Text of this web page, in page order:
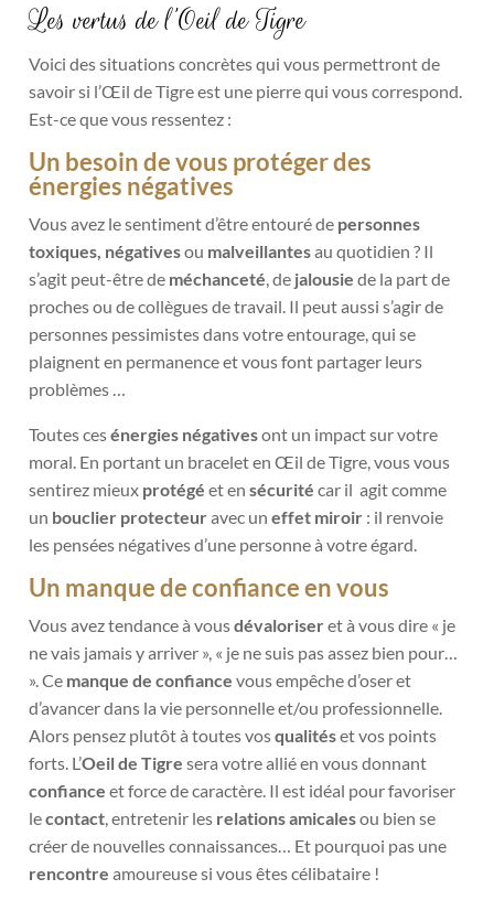
Les vertus de l’Oeil de Tigre
Voici des situations concrètes qui vous permettront de
savoir si l’Œil de Tigre est une pierre qui vous correspond.
Est-ce que vous ressentez :
Un besoin de vous protéger des
énergies négatives
Vous avez le sentiment d’être entouré de personnes
toxiques, négativesou malveillantesau quotidien ? Il
s’agit peut-être de méchanceté, de jalousie de la part de
proches ou de collègues de travail. Il peut aussi s’agir de
personnes pessimistes dans votre entourage, qui se
plaignent en permanence et vous font partager leurs
problèmes …
Toutes cesénergies négativesont un impact sur votre
moral. En portant un bracelet en Œil de Tigre, vous vous
sentirez mieux protégé et ensécuritécar il agit comme
un bouclier protecteuravec uneffet miroir : il renvoie
les pensées négatives d’une personne à votre égard.
Un manque de confiance en vous
Vous avez tendance à vousdévaloriseret à vous dire « je
ne vais jamais y arriver », « je ne suis pas assez bien pour…
». Ce manque de confiance vous empêche d’oser et
d’avancer dans la vie personnelle et/ou professionnelle.
Alors pensez plutôt à toutes vosqualitéset vos points
forts. L’Oeil de Tigresera votre allié en vous donnant
confianceet force de caractère. Il est idéal pour favoriser
lecontact, entretenir les relations amicalesou bien se
créer de nouvelles connaissances… Et pourquoi pas une
rencontre amoureuse si vous êtes célibataire !